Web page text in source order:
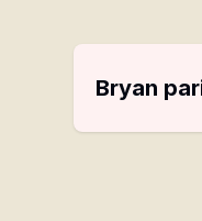
Bryan